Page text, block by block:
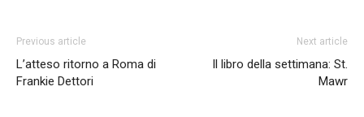
Previous article
L’atteso ritorno a Roma di
Frankie Dettori
Next article
Il libro della settimana: St.
Mawr